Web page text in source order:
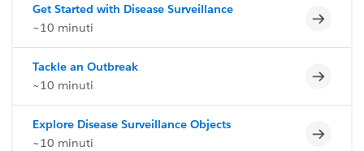
Get Started with Disease Surveillance
~10 minuti
Tackle an Outbreak
~10 minuti
Explore Disease Surveillance Objects
~10 minuti